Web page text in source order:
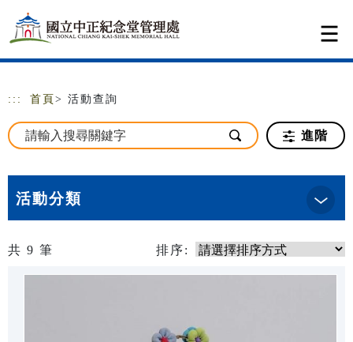
跳到主要內容
網站導覽
::: 首頁 > 活動查詢
進階
活動分類
共 9 筆 排序: